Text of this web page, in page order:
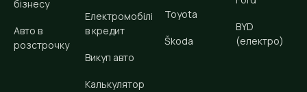
бізнесу
Авто в
розстрочку
Електромобілі
в кредит
Викуп авто
Калькулятор
Toyota
Škoda
BYD
(електро)